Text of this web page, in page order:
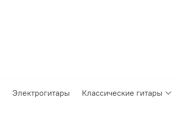
Электрогитары Классические гитары